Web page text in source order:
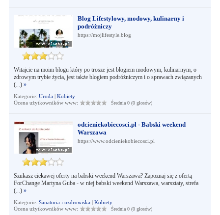
Blog Lifestylowy, modowy, kulinarny i
podróżniczy
https://mojlifestyle.blog
Witajcie na moim blogu który po trosze jest blogiem modowym, kulinarnym, o
zdrowym trybie życia, jest także blogiem podróżniczym i o sprawach związanych
(...) »
Kategorie: Uroda| Kobiety
Ocena użytkowników www:
Średnia 0 (0 głosów)
odcieniekobiecosci.pl - Babski weekend
Warszawa
https://www.odcieniekobiecosci.pl
Szukasz ciekawej oferty na babski weekend Warszawa? Zapoznaj się z ofertą
ForChange Martyna Guba - w niej babski weekend Warszawa, warsztaty, strefa
(...) »
Kategorie: Sanatoria i uzdrowiska| Kobiety
Ocena użytkowników www:
Średnia 0 (0 głosów)